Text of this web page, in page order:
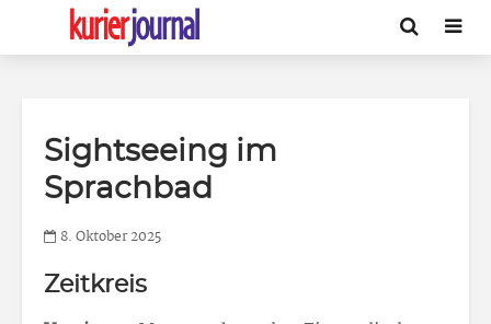
Sightseeing im
Sprachbad
8. Oktober 2025
Zeitkreis